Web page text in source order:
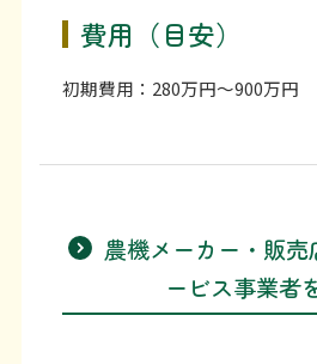
費用（目安）
初期費用：280万円～900万円
農機メーカー・販
ービス事業者